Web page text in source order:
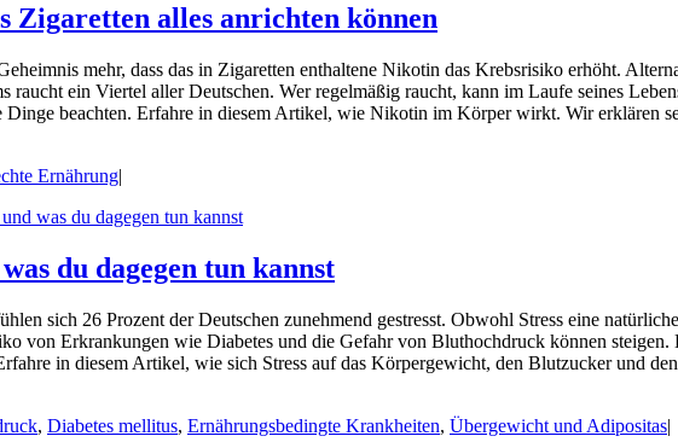
Zigaretten alles anrichten können
mehr, dass das in Zigaretten enthaltene Nikotin das Krebsrisiko erhöht.
raucht ein Viertel aller Deutschen. Wer regelmäßig raucht, kann im Laufe seines
Dinge beachten. Erfahre in diesem Artikel, wie Nikotin im Körper wirkt. Wir erklären
Ernährung|
du dagegen tun kannst
sich 26 Prozent der Deutschen zunehmend gestresst. Obwohl Stress eine
von Erkrankungen wie Diabetes und die Gefahr von Bluthochdruck können
in diesem Artikel, wie sich Stress auf das Körpergewicht, den Blutzucker und
, Diabetes mellitus, Ernährungsbedingte Krankheiten, Übergewicht und Adipositas|